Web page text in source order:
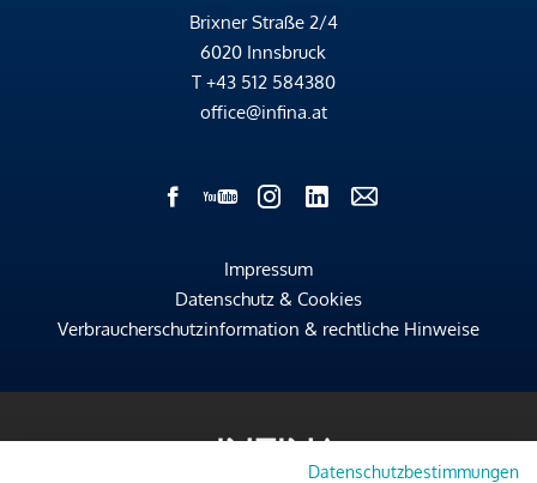
Brixner Straße 2/4
6020 Innsbruck
T +43 512 584380
office@infina.at
Impressum
Datenschutz & Cookies
Verbraucherschutzinformation & rechtliche Hinweise
Datenschutzbestimmungen